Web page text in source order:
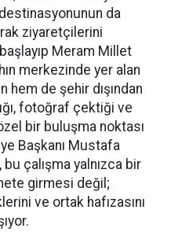
da
ziyaretçilerini
Meram Millet
merkezinde yer alan
hem de şehir dışından
fotoğraf çektiği ve
bir buluşma noktası
Başkanı Mustafa
çalışma yalnızca bir
girmesi değil;
ve ortak hafızasını